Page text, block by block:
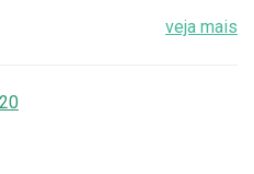
veja mais